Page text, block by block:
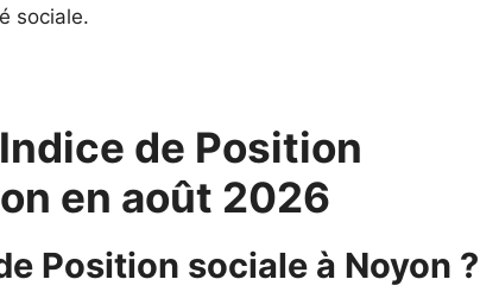
sociale.
de Position
en août 2026
Position sociale à Noyon ?